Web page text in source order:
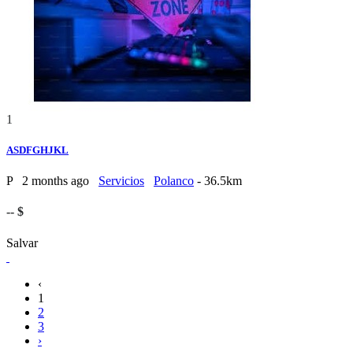
1
ASDFGHJKL
P 2 months ago Servicios Polanco - 36.5km
-- $
Salvar
‹
1
2
3
›